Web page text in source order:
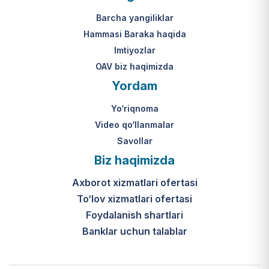
Mahkamasining 2024-yil 31-maydagi
313-son qarori.
yakuniy qaror qabul qilinishi 10 ish
kuni ichida amalga oshiriladi.
К какому виду помощи
относится услуга по
установке пандуса?
эта услуга входит в перечень
мер по адаптации жилищно-
бытовых условий лиц,
уходе, для создания
безбарьерной среды.
Barcha yangiliklar
Hammasi Baraka haqida
Imtiyozlar
OAV biz haqimizda
Yordam
Yo‘riqnoma
Video qo‘llanmalar
Savollar
Biz haqimizda
Axborot xizmatlari ofertasi
To‘lov xizmatlari ofertasi
Foydalanish shartlari
Banklar uchun talablar